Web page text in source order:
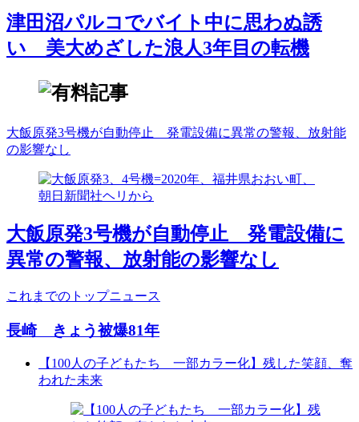
津田沼パルコでバイト中に思わぬ誘
い 美大めざした浪人3年目の転機
大飯原発3号機が自動停止 発電設備に異常の警報、放射能
の影響なし
大飯原発3号機が自動停止 発電設備に
異常の警報、放射能の影響なし
これまでのトップニュース
長崎 きょう被爆81年
【100人の子どもたち 一部カラー化】残した笑顔、奪
われた未来